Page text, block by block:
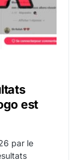
est
par le